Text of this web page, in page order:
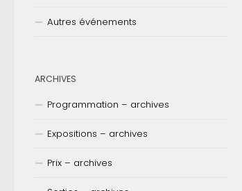
Autres événements
ARCHIVES
Programmation – archives
Expositions – archives
Prix – archives